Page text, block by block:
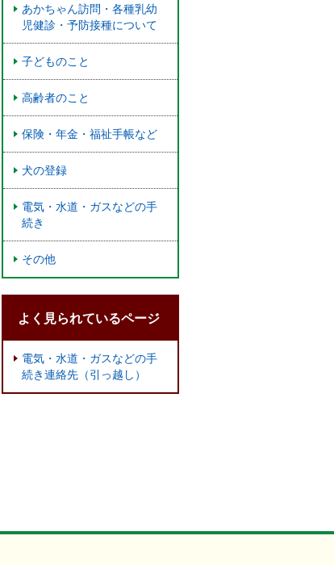
あかちゃん訪問・各種乳幼
児健診・予防接種について
子どものこと
高齢者のこと
保険・年金・福祉手帳など
犬の登録
電気・水道・ガスなどの手
続き
その他
よく見られているページ
電気・水道・ガスなどの手
続き連絡先（引っ越し）